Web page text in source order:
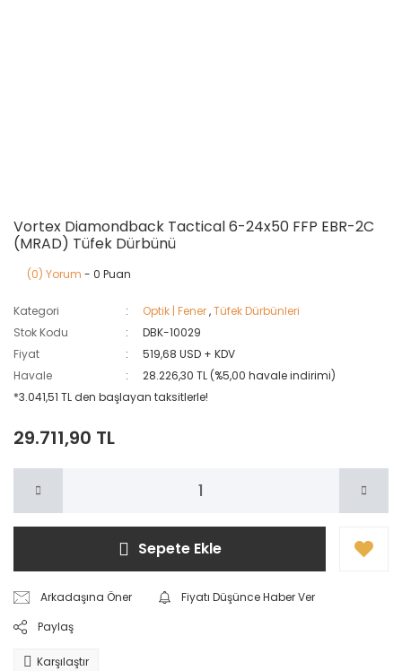
Vortex Diamondback Tactical 6-24x50 FFP EBR-2C
(MRAD) Tüfek Dürbünü
(0) Yorum - 0 Puan
Kategori Optik | Fener,Tüfek Dürbünleri
Stok Kodu
DBK-10029
Fiyat
519,68 USD + KDV
Havale
28.226,30 TL (%5,00 havale indirimi)
*3.041,51 TL den başlayan taksitlerle!
29.711,90 TL
Sepete Ekle
Arkadaşına Öner
Fiyatı Düşünce Haber Ver
Paylaş
Karşılaştır